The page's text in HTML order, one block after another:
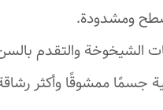
ومشدودة.
الشيخوخة والتقدم
جسمًا ممشوقًا وأكثر